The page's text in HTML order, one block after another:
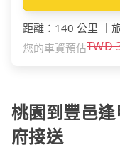
距離 ： 140 公里
您的車資預估TWD
桃園到豐邑
府接送